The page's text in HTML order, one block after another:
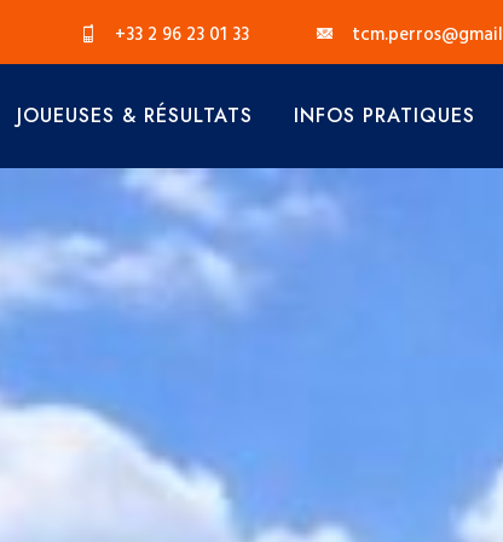
+33 2 96 23 01 33
JOUEUSES & RÉSULTATS INFOS PRATIQUES